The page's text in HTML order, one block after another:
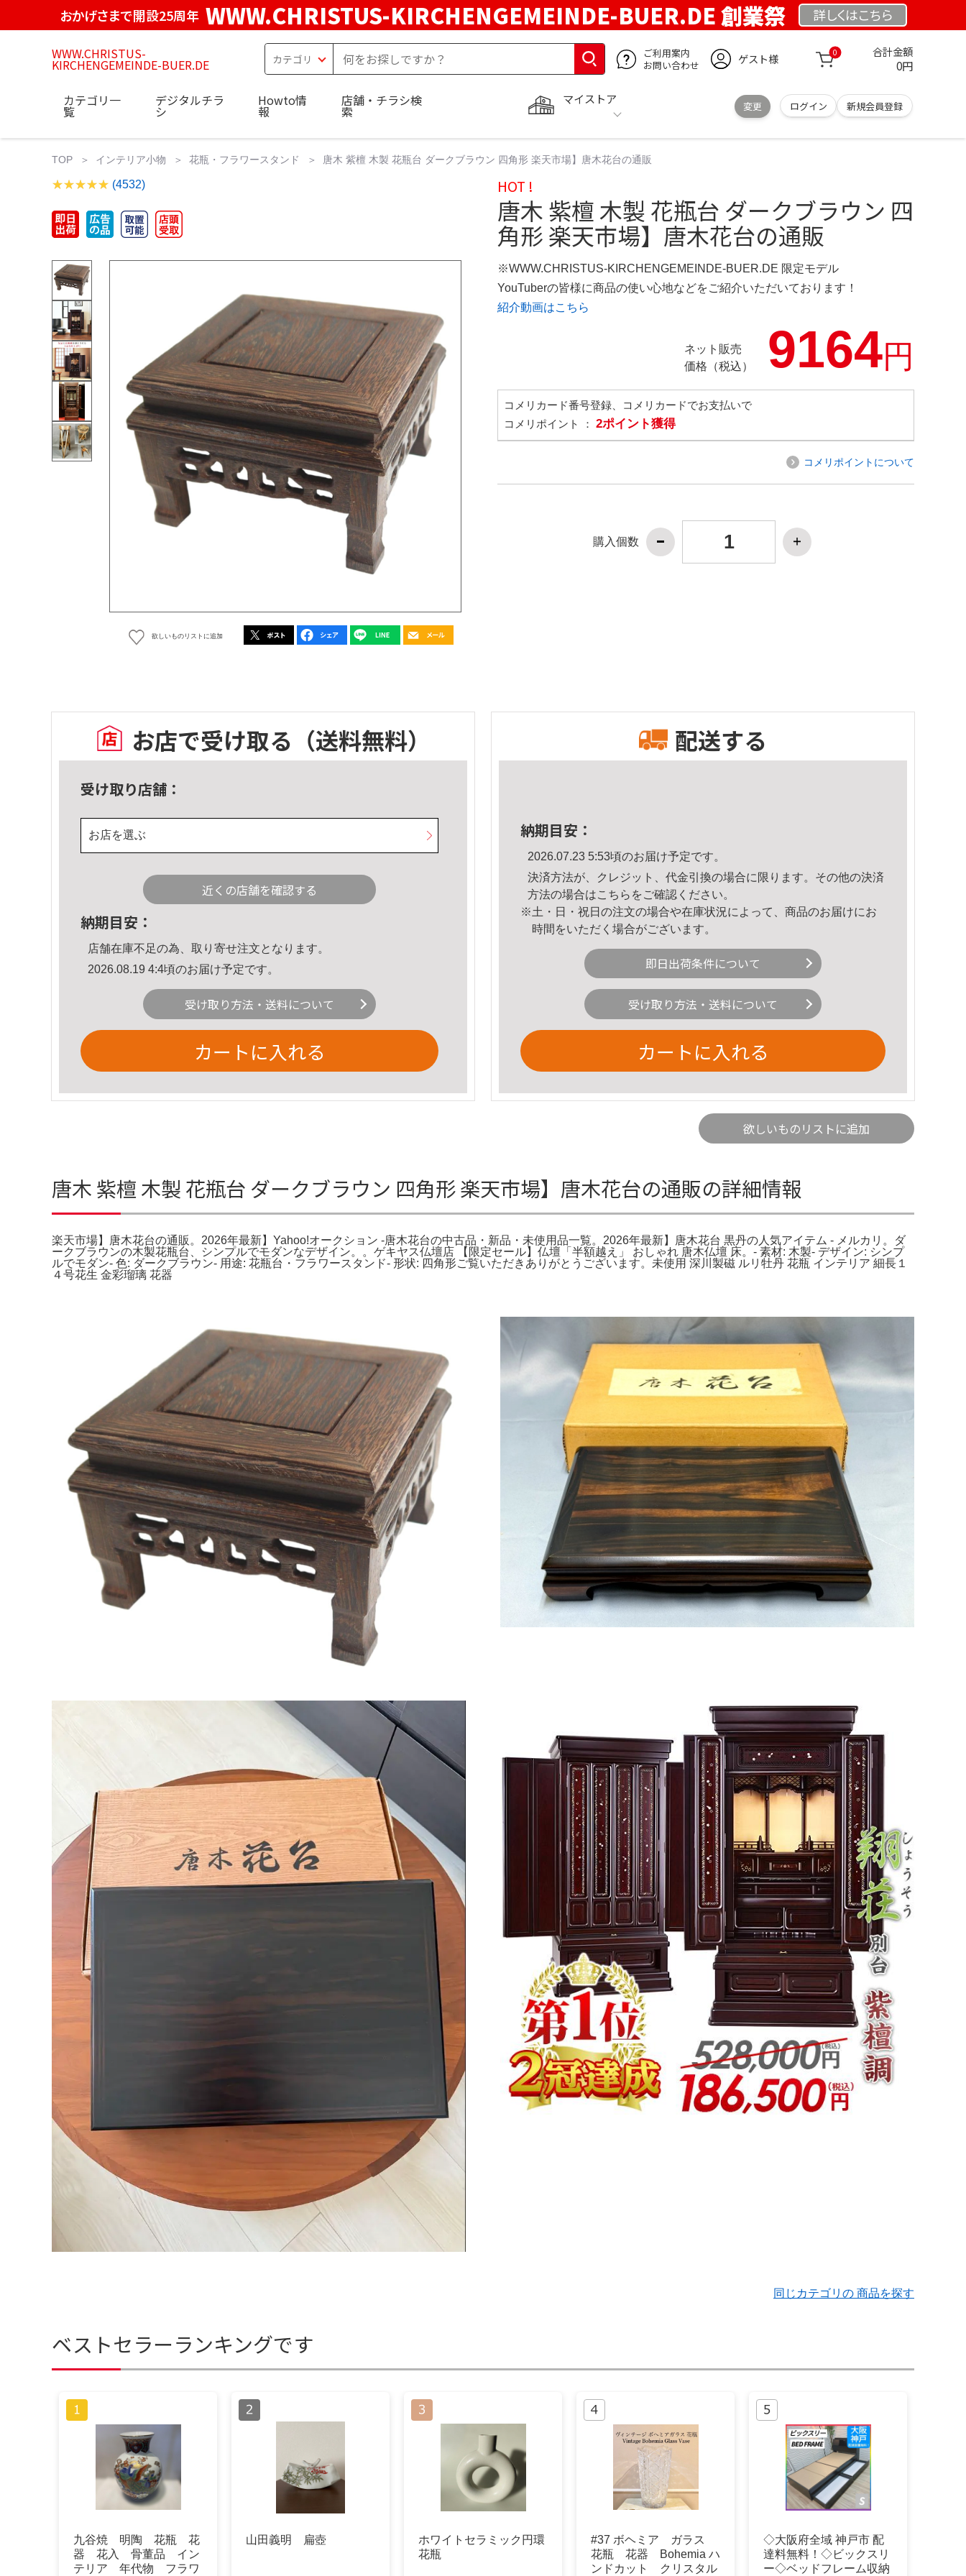
おかげさまで開設25周年 WWW.CHRISTUS-KIRCHENGEMEINDE-BUER.DE 創業祭 詳しくはこちら
WWW.CHRISTUS-
KIRCHENGEMEINDE-BUER.DE
ご利用案内
お問い合わせ
ゲスト様 0 合計金額
0円
マイストア
変更 ログイン 新規会員登録
カテゴリ一
覧
デジタルチラ
シ
Howto情
報
店舗・チラシ検
索
TOP インテリア小物 花瓶・フラワースタンド 唐木 紫檀 木製 花瓶台 ダークブラウン 四角形 楽天市場】唐木花台の通販
(4532)
欲しいものリストに追加
HOT !
唐木 紫檀 木製 花瓶台 ダークブラウン 四
角形 楽天市場】唐木花台の通販
※WWW.CHRISTUS-KIRCHENGEMEINDE-BUER.DE 限定モデル
YouTuberの皆様に商品の使い心地などをご紹介いただいております！
紹介動画はこちら
ネット販売
価格（税込）
9164円
コメリカード番号登録、コメリカードでお支払いで
コメリポイント ： 2ポイント獲得
コメリポイントについて
購入個数
お店で受け取る （送料無料）
受け取り店舗：
お店を選ぶ
近くの店舗を確認する
納期目安：
店舗在庫不足の為、取り寄せ注文となります。
2026.08.19 4:4頃のお届け予定です。
受け取り方法・送料について
カートに入れる
配送する
納期目安：
2026.07.23 5:53頃のお届け予定です。
決済方法が、クレジット、代金引換の場合に限ります。その他の決済
方法の場合はこちら をご確認ください。
※土・日・祝日の注文の場合や在庫状況によって、商品のお届けにお
時間をいただく場合がございます。
即日出荷条件について
受け取り方法・送料について
カートに入れる
欲しいものリストに追加
唐木 紫檀 木製 花瓶台 ダークブラウン 四角形 楽天市場】唐木花台の通販の詳細情報
楽天市場】唐木花台の通販。2026年最新】Yahoo!オークション -唐木花台の中古品・新品・未使用品一覧。2026年最新】唐木花台 黒丹の人気アイテム - メルカリ。ダ
ークブラウンの木製花瓶台、シンプルでモダンなデザイン。。ゲキヤス仏壇店 【限定セール】仏壇「半額越え」 おしゃれ 唐木仏壇 床。- 素材: 木製- デザイン: シンプ
ルでモダン- 色: ダークブラウン- 用途: 花瓶台・フラワースタンド- 形状: 四角形ご覧いただきありがとうございます。未使用 深川製磁 ルリ牡丹 花瓶 インテリア 細長１
４号花生 金彩瑠璃 花器
同じカテゴリの 商品を探す
ベストセラーランキングです
九谷焼 明陶 花瓶 花
器 花入 骨董品 イン
テリア 年代物 フラワ
山田義明 扁壺
ホワイトセラミック円環
花瓶
#37 ボヘミア ガラス
花瓶 花器 Bohemia ハ
ンドカット クリスタル
◇大阪府全域 神戸市 配
達料無料！◇ビックスリ
ー◇ベッドフレーム収納